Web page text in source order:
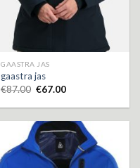
GAASTRA JAS
gaastra jas
€87.00 €67.00